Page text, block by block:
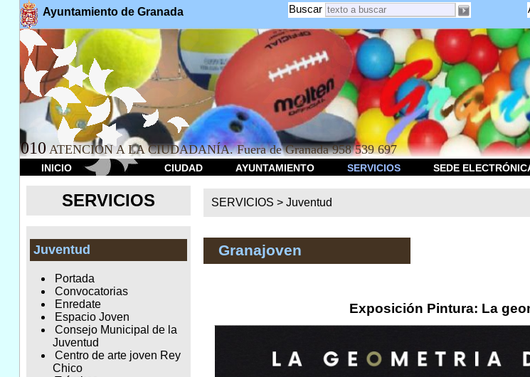
Ayuntamiento de Granada Buscar
010 ATENCION A LA CIUDADANÍA. Fuera de Granada 958 539 697
INICIO CIUDAD AYUNTAMIENTO SERVICIOS SEDE
SERVICIOS
Juventud
Portada
Convocatorias
Enredate
Espacio Joven
Consejo Municipal de la
Juventud
Centro de arte joven Rey
Chico
SERVICIOS >Juventud
Granajoven
Exposición Pintura: La